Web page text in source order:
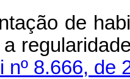
de
nº 8.666, de